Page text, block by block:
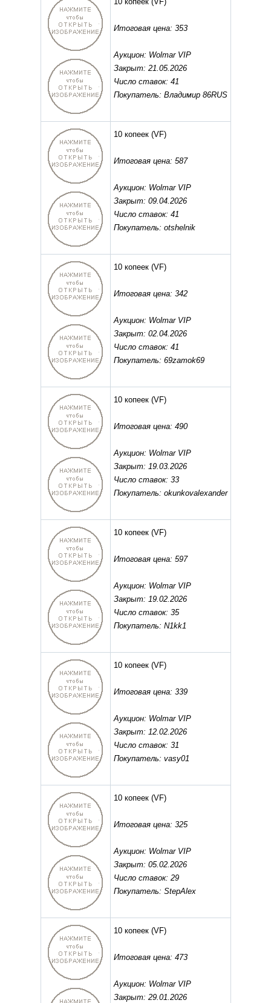
Итоговая цена: 353
Аукцион: Wolmar VIP
Закрыт: 21.05.2026
Число ставок: 41
Покупатель: Владимир 86RUS
10 копеек(VF)
Итоговая цена: 587
Аукцион: Wolmar VIP
Закрыт: 09.04.2026
Число ставок: 41
Покупатель: otshelnik
10 копеек(VF)
Итоговая цена: 342
Аукцион: Wolmar VIP
Закрыт: 02.04.2026
Число ставок: 41
Покупатель: 69zamok69
10 копеек(VF)
Итоговая цена: 490
Аукцион: Wolmar VIP
Закрыт: 19.03.2026
Число ставок: 33
Покупатель: okunkovalexander
10 копеек(VF)
Итоговая цена: 597
Аукцион: Wolmar VIP
Закрыт: 19.02.2026
Число ставок: 35
Покупатель: N1kk1
10 копеек(VF)
Итоговая цена: 339
Аукцион: Wolmar VIP
Закрыт: 12.02.2026
Число ставок: 31
Покупатель: vasy01
10 копеек(VF)
Итоговая цена: 325
Аукцион: Wolmar VIP
Закрыт: 05.02.2026
Число ставок: 29
Покупатель: StepAlex
10 копеек(VF)
Итоговая цена: 473
Аукцион: Wolmar VIP
Закрыт: 29.01.2026